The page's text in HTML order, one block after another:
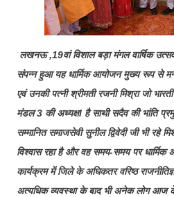
लखनऊ ,19वां विशाल बड़ा मंगल वार्षिक
संपन्न हुआ यह धार्मिक आयोजन मुख्य रूप से
एवं उनकी पत्नी श्रीमती रजनी मिश्रा जो
मंडल 3 की अध्यक्षl है साथी सदैव की भांति
सम्मानित समाजसेवी सुनील द्विवेदी जी भी रहे
विश्वास रहा है और वह समय-समय पर धार्मिक
कार्यक्रम में जिले के अधिकतर वरिष्ठ
अत्यधिक व्यवस्था के बाद भी अनेक लोग आज